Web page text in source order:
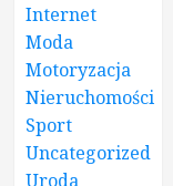
Internet
Moda
Motoryzacja
Nieruchomości
Sport
Uncategorized
Uroda